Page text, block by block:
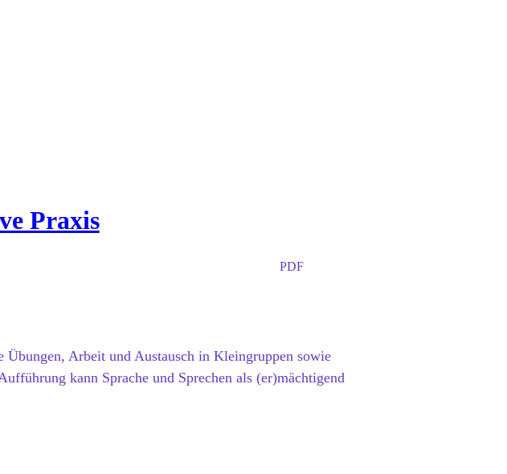
Praxis
PDF
Arbeit und Austausch in Kleingruppen sowie
kann Sprache und Sprechen als (er)mächtigend